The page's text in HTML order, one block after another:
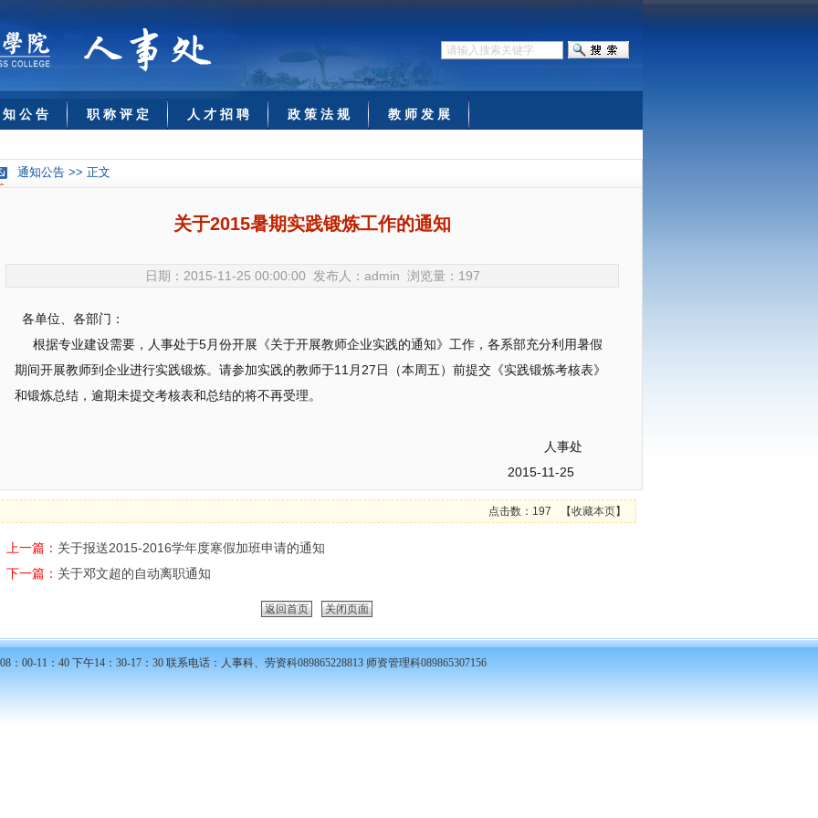
知 公 告 职 称 评 定 人 才 招 聘 政 策 法 规 教 师 发 展
通知公告 >> 正文
关于2015暑期实践锻炼工作的通知
日期：2015-11-25 00:00:00 发布人：admin 浏览量： 197
各单位、各部门：
根据专业建设需要，人事处于5月份开展《关于开展教师企业实践的通知》工作，各系部充分利用暑假
期间开展教师到企业进行实践锻炼。请参加实践的教师于11月27日（本周五）前提交《实践锻炼考核表》
和锻炼总结，逾期未提交考核表和总结的将不再受理。
人事处
2015-11-25
点击数：197 【收藏本页】
上一篇： 关于报送2015-2016学年度寒假加班申请的通知
下一篇： 关于邓文超的自动离职通知
返回首页 关闭页面
：00-11：40 下午14：30-17：30 联系电话：人事科、劳资科089865228813 师资管理科089865307156